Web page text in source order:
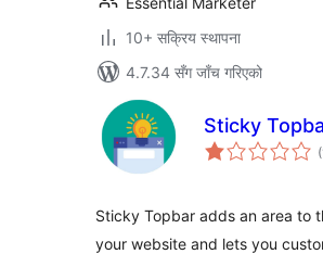
10+ सक्रिय स्थापना
4.7.34 सँग जाँच गरिएको
Sticky
Sticky Topbar adds an area to
your website and lets you